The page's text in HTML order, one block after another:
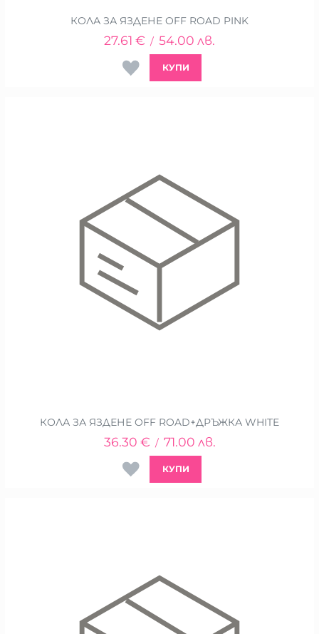
КОЛА ЗА ЯЗДЕНЕ OFF ROAD PINK
27.61 € / 54.00 лв.
КУПИ
КОЛА ЗА ЯЗДЕНЕ OFF ROAD+ДРЪЖКА WHITE
36.30 € / 71.00 лв.
КУПИ